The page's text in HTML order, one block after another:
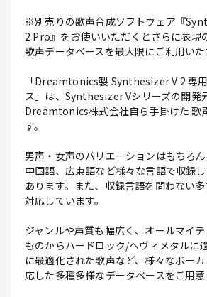
※別売りの歌声合成ソフトウェア『
2 Pro』をお使いいただくとさらに表現
歌声データベースを最大限にご利用いた
「Dreamtonics製 Synthesizer V 2 専
ス」は、Synthesizer Vシリーズの開発
Dreamtonics株式会社自ら手掛けた 歌
す。
男声・女声のバリエーションはもちろん
中国語、広東語など様々な言語で収録
あります。また、収録言語を問わない
対応しています。
ジャンルや声質も幅広く、オールマイ
ものからハードロック/ヘヴィメタルに
に最適化された歌声など、様々なボー
応した多種多様なデータベースをご用意